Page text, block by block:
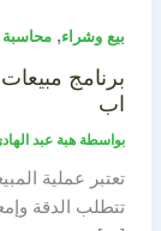
بيع وشراء, محاسبة
برنامج
اب
بواسطة هبة عبد
تعتبر عملية
تتطلب الدقة